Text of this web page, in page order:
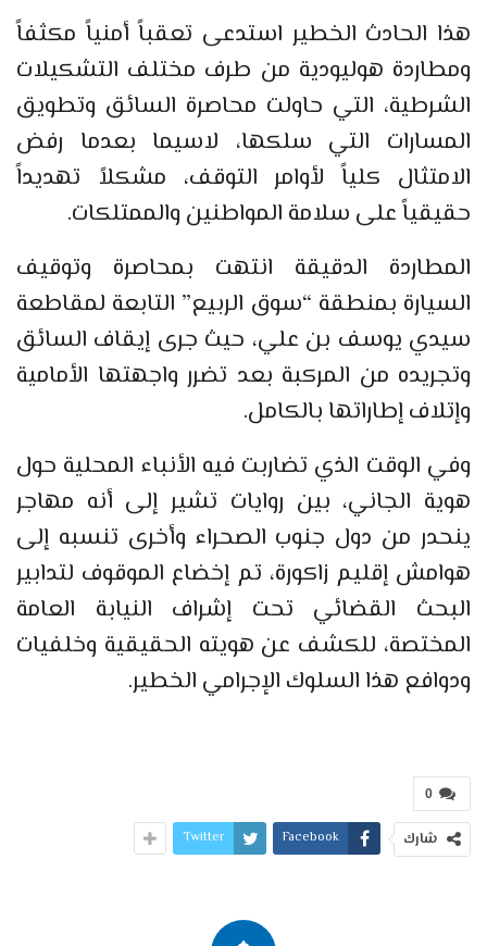
هذا الحادث الخطير استدعى تعقباً أمنياً مكثفاً
ومطاردة هوليودية من طرف مختلف التشكيلات
الشرطية، التي حاولت محاصرة السائق وتطويق
المسارات التي سلكها، لاسيما بعدما رفض
الامتثال كلياً لأوامر التوقف، مشكلاً تهديداً
حقيقياً على سلامة المواطنين والممتلكات.
المطاردة الدقيقة انتهت بمحاصرة وتوقيف
السيارة بمنطقة “سوق الربيع” التابعة لمقاطعة
سيدي يوسف بن علي، حيث جرى إيقاف السائق
وتجريده من المركبة بعد تضرر واجهتها الأمامية
وإتلاف إطاراتها بالكامل.
وفي الوقت الذي تضاربت فيه الأنباء المحلية حول
هوية الجاني، بين روايات تشير إلى أنه مهاجر
ينحدر من دول جنوب الصحراء وأخرى تنسبه إلى
هوامش إقليم زاكورة، تم إخضاع الموقوف لتدابير
البحث القضائي تحت إشراف النيابة العامة
المختصة، للكشف عن هويته الحقيقية وخلفيات
ودوافع هذا السلوك الإجرامي الخطير.
0
شارك Facebook
Twitter